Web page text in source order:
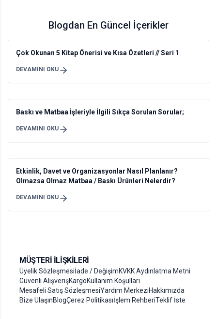
Blogdan En Güncel İçerikler
Çok Okunan 5 Kitap Önerisi ve Kısa Özetleri // Seri 1
DEVAMINI OKU
Baskı ve Matbaa İşleriyle İlgili Sıkça Sorulan Sorular;
DEVAMINI OKU
Etkinlik, Davet ve Organizasyonlar Nasıl Planlanır?
Olmazsa Olmaz Matbaa / Baskı Ürünleri Nelerdir?
DEVAMINI OKU
MÜŞTERI İLIŞKILERI
Üyelik Sözleşmesiİade / DeğişimKVKK Aydınlatma Metni
Güvenli AlışverişKargoKullanım Koşulları
Mesafeli Satış SözleşmesiYardım MerkeziHakkımızda
Bize UlaşınBlogÇerez Politikasıİşlem RehberiTeklif İste